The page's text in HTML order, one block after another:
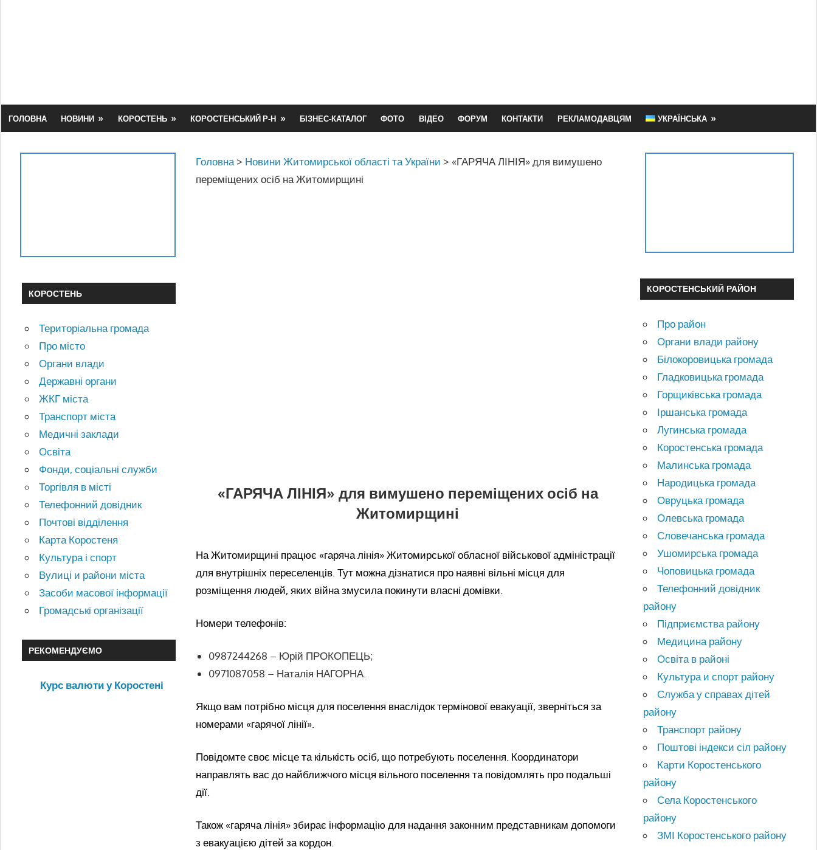
ГОЛОВНА НОВИНИ КОРОСТЕНЬ КОРОСТЕНСЬКИЙ Р-Н БІЗНЕС-КАТАЛОГ ФОТО ВІДЕО ФОРУМ КОНТАКТИ РЕКЛАМОДАВЦЯМ УКРАЇНСЬКА
Головна > Новини Житомирської області та України > «ГАРЯЧА ЛІНІЯ» для вимушено
переміщених осіб на Житомирщині
«ГАРЯЧА ЛІНІЯ» для вимушено переміщених осіб на
Житомирщині
На Житомирщині працює «гаряча лінія» Житомирської обласної військової адміністрації
для внутрішніх переселенців. Тут можна дізнатися про наявні вільні місця для
розміщення людей, яких війна змусила покинути власні домівки.
Номери телефонів:
0987244268 – Юрій ПРОКОПЕЦЬ;
0971087058 – Наталія НАГОРНА.
Якщо вам потрібно місця для поселення внаслідок термінової евакуації, зверніться за
номерами «гарячої лінії».
Повідомте своє місце та кількість осіб, що потребують поселення. Координатори
направлять вас до найближчого місця вільного поселення та повідомлять про подальші
дії.
Також «гаряча лінія» збирає інформацію для надання законним представникам допомоги
з евакуацією дітей за кордон.
КОРОСТЕНЬ
Територіальна громада
Про місто
Органи влади
Державні органи
ЖКГ міста
Транспорт міста
Медичні заклади
Освіта
Фонди, соціальні служби
Торгівля в місті
Телефонний довідник
Почтові відділення
Карта Коростеня
Культура і спорт
Вулиці и райони міста
Засоби масової інформації
Громадські організації
РЕКОМЕНДУЄМО
Курс валюти у Коростені
КОРОСТЕНСЬКИЙ РАЙОН
Про район
Органи влади району
Білокоровицька громада
Гладковицька громада
Горщиківська громада
Іршанська громада
Лугинська громада
Коростенська громада
Малинська громада
Народицька громада
Овруцька громада
Олевська громада
Словечанська громада
Ушомирська громада
Чоповицька громада
Телефонний довідник
району
Підприємства району
Медицина району
Освіта в районі
Культура и спорт району
Служба у справах дітей
району
Транспорт району
Поштові індекси сіл району
Карти Коростенського
району
Села Коростенського
району
ЗМІ Коростенського району